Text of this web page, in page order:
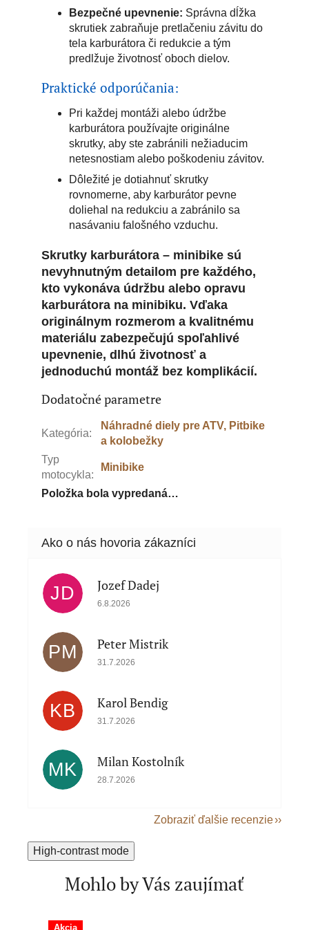
Bezpečné upevnenie: Správna dĺžka
skrutiek zabraňuje pretlačeniu závitu do
tela karburátora či redukcie a tým
predlžuje životnosť oboch dielov.
Praktické odporúčania:
Pri každej montáži alebo údržbe
karburátora používajte originálne
skrutky, aby ste zabránili nežiaducim
netesnostiam alebo poškodeniu závitov.
Dôležité je dotiahnuť skrutky
rovnomerne, aby karburátor pevne
doliehal na redukciu a zabránilo sa
nasávaniu falošného vzduchu.
Skrutky karburátora – minibike sú
nevyhnutným detailom pre každého,
kto vykonáva údržbu alebo opravu
karburátora na minibiku. Vďaka
originálnym rozmerom a kvalitnému
materiálu zabezpečujú spoľahlivé
upevnenie, dlhú životnosť a
jednoduchú montáž bez komplikácií.
Dodatočné parametre
Kategória:
Náhradné diely pre ATV, Pitbike
a kolobežky
Typ
motocykla:
Minibike
Položka bola vypredaná…
JD Jozef Dadej
Hodnotenie obchodu je 5 z 5 hviezdičiek.
6.8.2026
PM Peter Mistrik
Hodnotenie obchodu je 5 z 5 hviezdičiek.
31.7.2026
KB Karol Bendig
Hodnotenie obchodu je 5 z 5 hviezdičiek.
31.7.2026
MK Milan Kostolník
Hodnotenie obchodu je 5 z 5 hviezdičiek.
28.7.2026
Zobraziť ďalšie recenzie
High-contrast mode
Mohlo by Vás zaujímať
Akcia